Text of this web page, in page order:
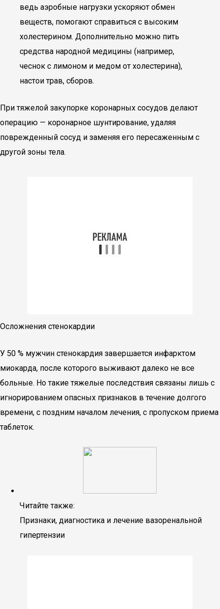
ведь аэробные нагрузки ускоряют обмен
веществ, помогают справиться с высоким
холестерином. Дополнительно можно пить
средства народной медицины (например,
чеснок с лимоном и медом от холестерина),
настои трав, сборов.
При тяжелой закупорке коронарных сосудов делают
операцию — коронарное шунтирование, удаляя
поврежденный сосуд и заменяя его пересаженным с
другой зоны тела.
Осложнения стенокардии
У 50 % мужчин стенокардия завершается инфарктом
миокарда, после которого выживают далеко не все
больные. Но такие тяжелые последствия связаны лишь с
игнорированием опасных признаков в течение долгого
времени, с поздним началом лечения, с пропуском приема
таблеток.
Читайте также:
Признаки, диагностика и лечение вазоренальной
гипертензии